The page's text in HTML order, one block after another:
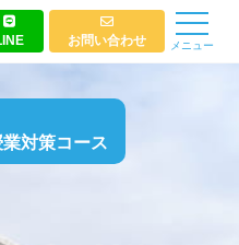
お問い合わせ メニュー
対策コース